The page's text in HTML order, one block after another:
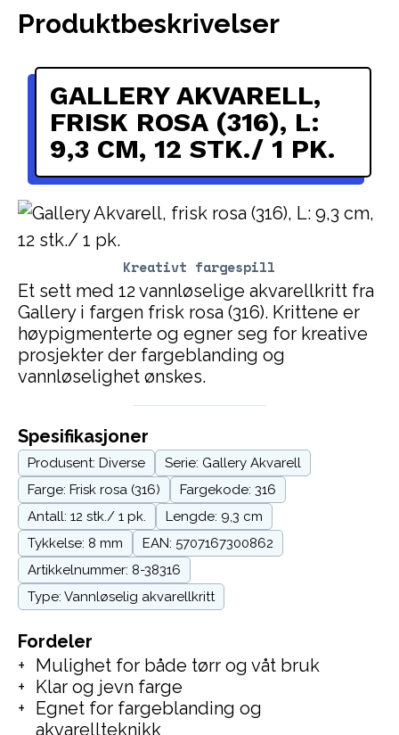
Produktbeskrivelser
Kreativt fargespill
GALLERY AKVARELL,
FRISK ROSA (316), L:
9,3 CM, 12 STK./ 1 PK.
Et sett med 12 vannløselige akvarellkritt fra
Gallery i fargen frisk rosa (316). Krittene er
høypigmenterte og egner seg for kreative
prosjekter der fargeblanding og
vannløselighet ønskes.
Fordeler
Mulighet for både tørr og våt bruk
Klar og jevn farge
Egnet for fargeblanding og
akvarellteknikk
Spesifikasjoner
Produsent: Diverse
Serie: Gallery Akvarell
Farge: Frisk rosa (316)
Fargekode: 316
Antall: 12 stk./ 1 pk.
Lengde: 9,3 cm
Tykkelse: 8 mm
EAN: 5707167300862
Artikkelnummer: 8-38316
Type: Vannløselig akvarellkritt